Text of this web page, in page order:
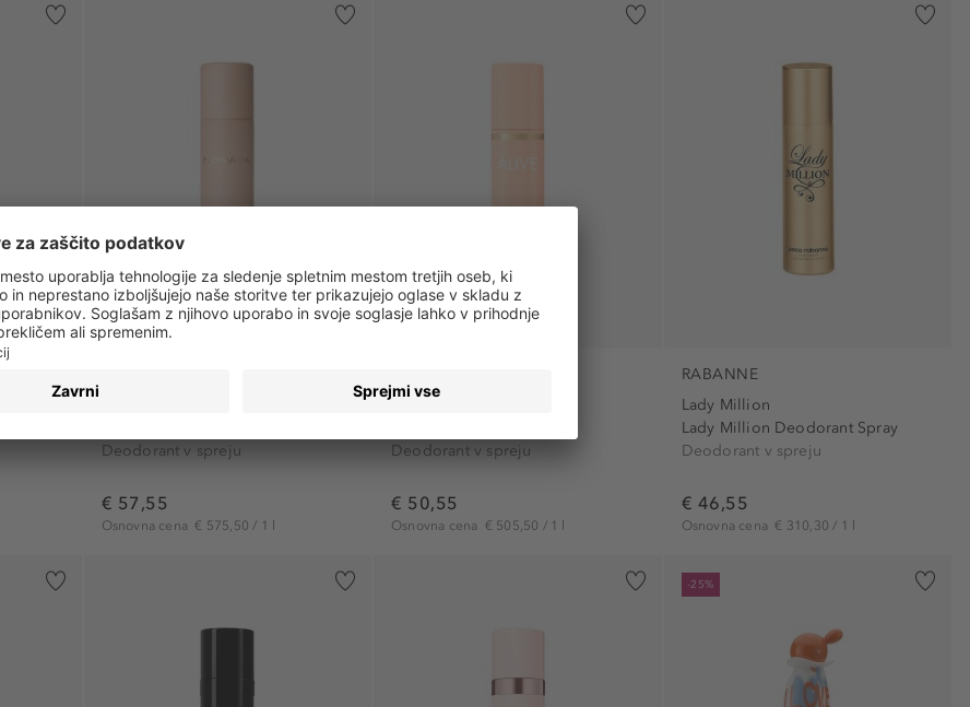
Deodorant v spreju
€ 57,55
Osnovna cena € 575,50 / 1 l
Deodorant v spreju
€ 50,55
Osnovna cena € 505,50 / 1 l
RABANNE
Lady Million
Lady Million Deodorant Spray
Deodorant v spreju
€ 46,55
Osnovna cena € 310,30 / 1 l
-25%